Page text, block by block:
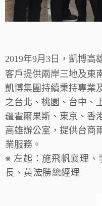
2019年9月3日，凱博高
客戶提供兩岸三地及東
凱博集團持續秉持專業
之台北、桃園、台中、
疆霍爾果斯、東京、香
高雄辦公室，提供台商
業服務。
※ 左起：施飛帆襄理
長、黃浤勝總經理